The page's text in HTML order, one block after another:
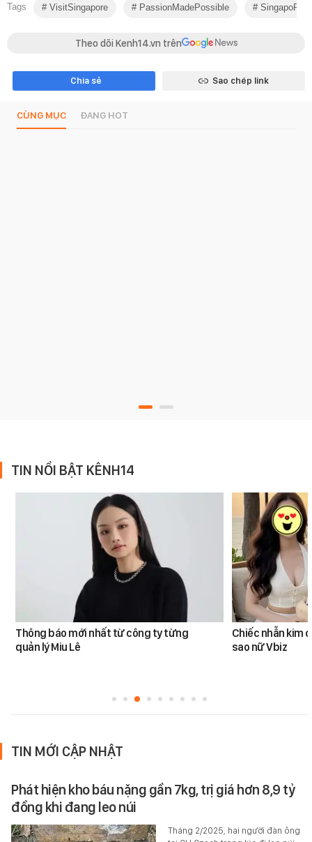
Tags VisitSingapore PassionMadePossible
Theo dõi Kenh14.vn trên
Chia sẻ Sao chép link
CÙNG MỤC ĐANG HOT
TIN NỔI BẬT KÊNH14
Thông báo mới nhất từ công ty từng
quản lý Miu Lê
Chiếc nhẫn kim
sao nữ Vbiz
TIN MỚI CẬP NHẬT
Phát hiện kho báu nặng gần 7kg, trị giá hơn 8,9 tỷ
đồng khi đang leo núi
Tháng 2/2025, hai người đàn ông